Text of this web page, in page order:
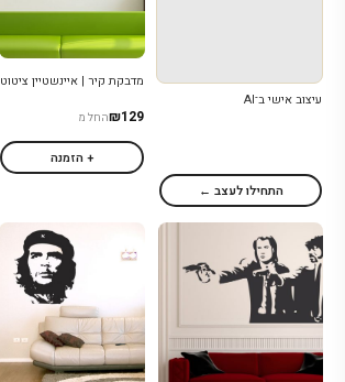
עיצוב אישי ב־AI
התחילו לעצב ←
מדבקת קיר | איינשטיין ציטוט
₪129החל מ
+ הזמנה